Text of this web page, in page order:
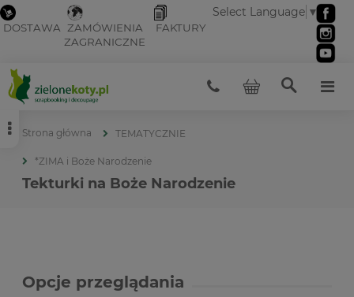
DOSTAWA ZAMÓWIENIA
ZAGRANICZNE
FAKTURY
Select Language ▼
Strona główna TEMATYCZNIE
*ZIMA i Boże Narodzenie
Tekturki na Boże Narodzenie
Opcje przeglądania